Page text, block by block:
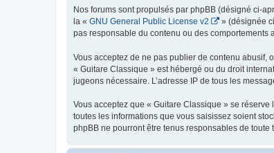
Nos forums sont propulsés par phpBB (désigné ci-
la « GNU General Public License v2 » (désignée
pas responsable du contenu ou des comportements
Vous acceptez de ne pas publier de contenu abusif,
« Guitare Classique » est hébergé ou du droit
jugeons nécessaire. L’adresse IP de tous les
Vous acceptez que « Guitare Classique » se
toutes les informations que vous saisissez soient
phpBB ne pourront être tenus responsables de